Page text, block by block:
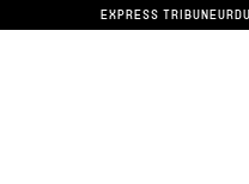
EXPRESS TRIBUNE